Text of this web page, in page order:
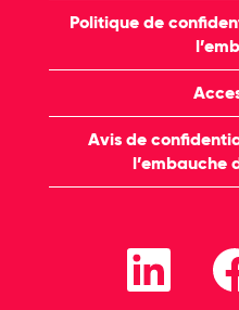
Politique de
Avis de
l’embauche
S
o
o